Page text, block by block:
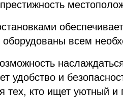
всем
удобство и
кто ищет уютный